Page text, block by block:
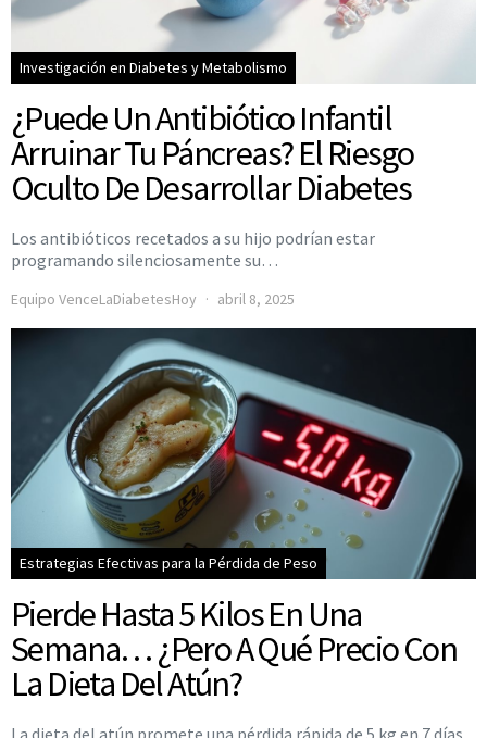
Investigación en Diabetes y Metabolismo
¿Puede Un Antibiótico Infantil
Arruinar Tu Páncreas? El Riesgo
Oculto De Desarrollar Diabetes
Los antibióticos recetados a su hijo podrían estar
programando silenciosamente su…
Equipo VenceLaDiabetesHoy abril 8, 2025
Estrategias Efectivas para la Pérdida de Peso
Pierde Hasta 5 Kilos En Una
Semana… ¿Pero A Qué Precio Con
La Dieta Del Atún?
La dieta del atún promete una pérdida rápida de 5 kg en 7 días,